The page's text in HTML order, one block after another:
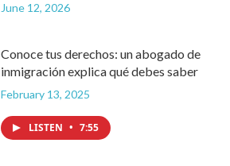
June 12, 2026
Conoce tus derechos: un abogado de
inmigración explica qué debes saber
February 13, 2025
LISTEN • 7:55